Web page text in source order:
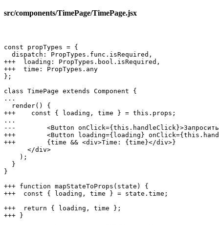
src/components/TimePage/TimePage.jsx
const propTypes = {
  dispatch: PropTypes.func.isRequired,
+++  loading: PropTypes.bool.isRequired,
+++  time: PropTypes.any
};
class TimePage extends Component {
...
  render() {
+++    const { loading, time } = this.props;
...
---        <Button
+++        <Button loading={loading}
+++        {time && <div>Time: {time}</div>}
      </div>
    );
  }
}
+++ function mapStateToProps(state) {
+++  const { loading, time } = state.time;
+++  return { loading, time };
+++ }